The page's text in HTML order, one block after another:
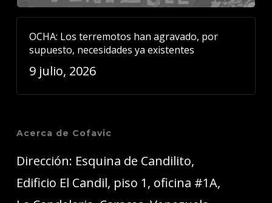
OCHA: Los terremotos han agravado, por
supuesto, necesidades ya existentes
9 julio, 2026
Acerca de Cofavic
Dirección: Esquina de Candilito,
Edificio El Candil, piso 1, oficina #1A,